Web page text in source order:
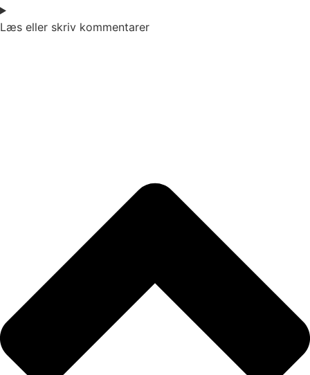
Læs eller skriv kommentarer